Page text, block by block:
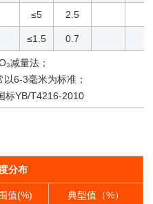
≤5 2.5
≤1.5 0.7
减量法；
6-3毫米为标准；
标YB/T4216-2010
分布
值(%) 典型值（%）